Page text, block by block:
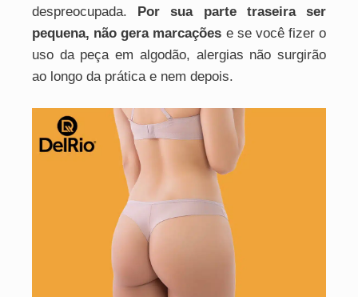
despreocupada. Por sua parte traseira ser
pequena, não gera marcações e se você fizer o
uso da peça em algodão, alergias não surgirão
ao longo da prática e nem depois.